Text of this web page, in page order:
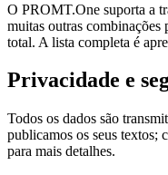
O PROMT.One suporta a
muitas outras
total. A lista completa é
Privacidade e
Todos os dados são
publicamos os seus textos;
para mais detalhes.